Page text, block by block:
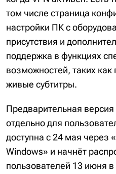
том числе страница
настройки ПК с
присутствия и
поддержка в функциях
возможностей, таких как
живые субтитры.
Предварительная
отдельно для
доступна с 24 мая через
Windows» и начнёт
пользователей 13 июня